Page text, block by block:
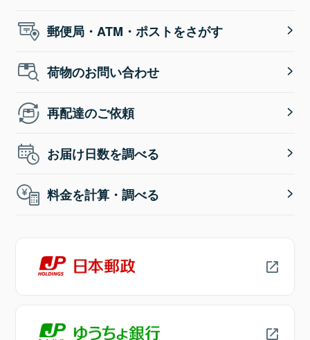
郵便局・ATM・ポストをさがす
荷物のお問い合わせ
再配達のご依頼
お届け日数を調べる
料金を計算・調べる